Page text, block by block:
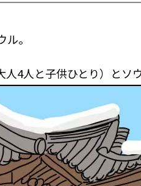
。
4人と子供ひとり）とソ